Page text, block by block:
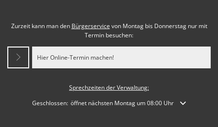
Zurzeit kann man den Bürgerservice von Montag bis Donnerstag nur mit
Termin besuchen:
Hier Online-Termin machen!
Sprechzeiten der Verwaltung:
Klicken, um weitere Öffnungs- oder Schließzeiten auszublenden
Geschlossen: öffnet nächsten Montag um 08:00 Uhr